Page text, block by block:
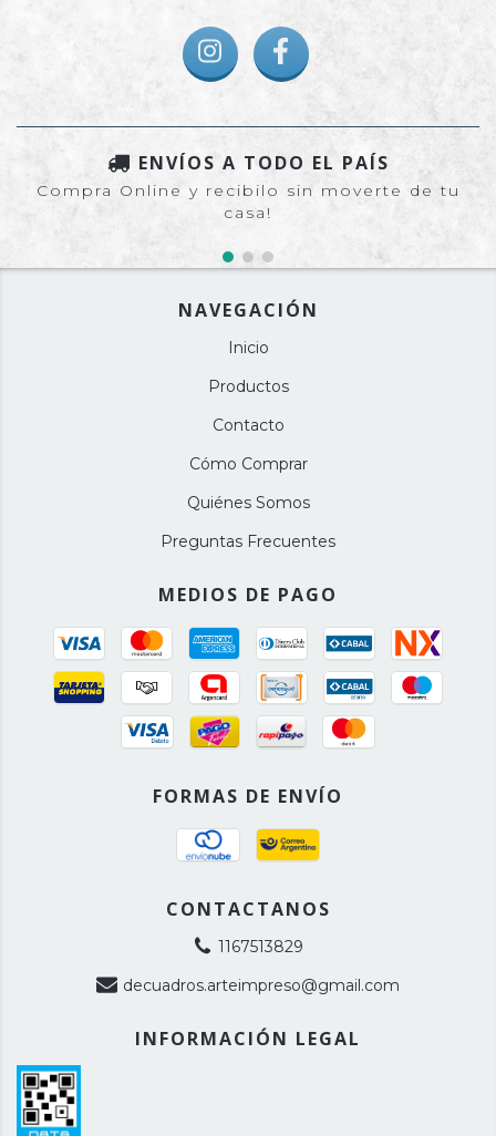
ENVÍOS A TODO EL PAÍS
Compra Online y recibilo sin moverte de tu
casa!
NAVEGACIÓN
Inicio
Productos
Contacto
Cómo Comprar
Quiénes Somos
Preguntas Frecuentes
MEDIOS DE PAGO
FORMAS DE ENVÍO
CONTACTANOS
1167513829
decuadros.arteimpreso@gmail.com
INFORMACIÓN LEGAL